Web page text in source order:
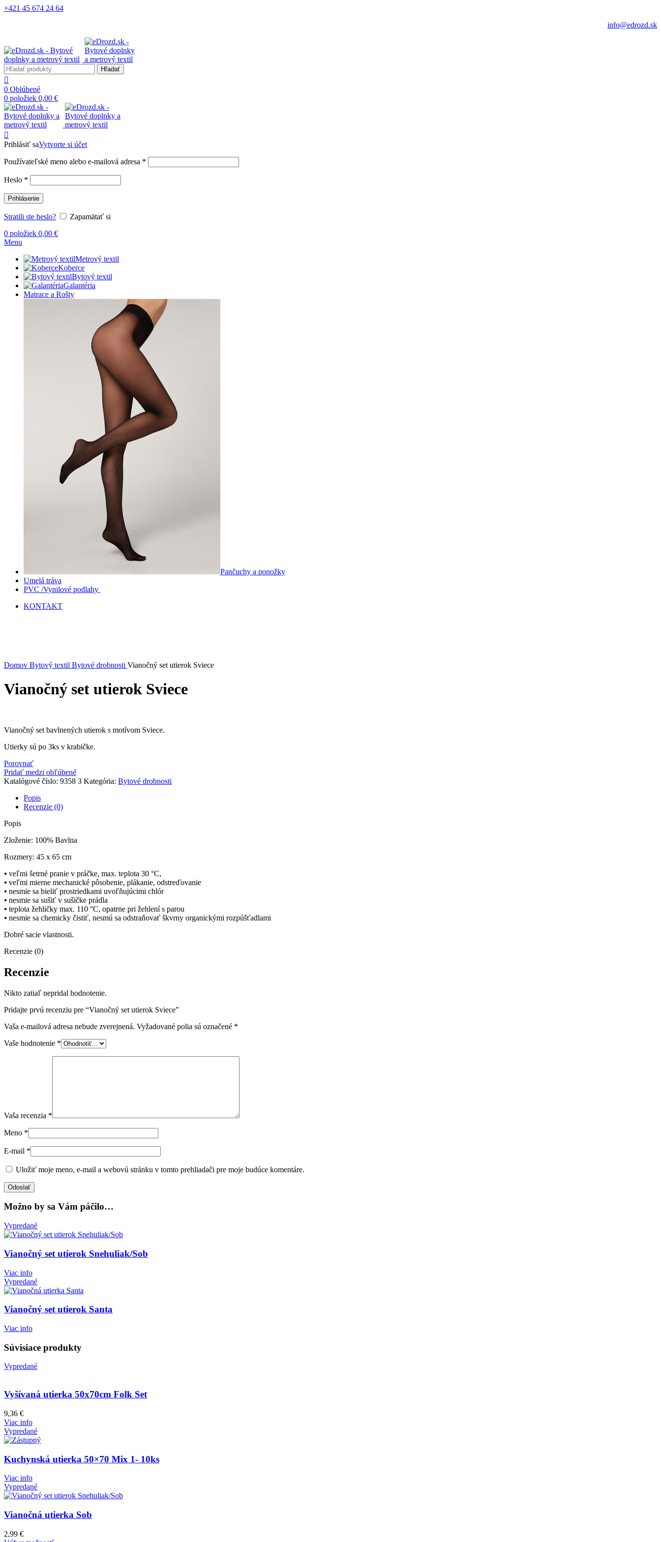
+421 45 674 24 64
info@edrozd.sk
Hľadať
0 Oblúbené
0 položiek 0,00 €
Prihlásiť saVytvorte si účet
Používateľské meno alebo e-mailová adresa *
Heslo *
Prihlásenie
Stratili ste heslo?
Zapamätať si
0 položiek 0,00 €
Menu
Metrový textil
Koberce
Bytový textil
Galantéria
Matrace a Rošty
Pančuchy a ponožky
Umelá tráva
PVC /Vynilové podlahy
KONTAKT
Domov Bytový textil Bytové drobnosti Vianočný set utierok Sviece
Vianočný set utierok Sviece
Vianočný set bavlnených utierok s motívom Sviece.
Utierky sú po 3ks v krabičke.
Porovnať
Pridať medzi obľúbené
Katalógové číslo: 9358 3 Kategória: Bytové drobnosti
Popis
Recenzie (0)
Popis
Zloženie: 100% Bavlna
Rozmery: 45 x 65 cm
⦁ veľmi šetrné pranie v práčke, max. teplota 30 °C,
⦁ veľmi mierne mechanické pôsobenie, plákanie, odstreďovanie
⦁ nesmie sa bieliť prostriedkami uvoľňujúcimi chlór
⦁ nesmie sa sušiť v sušičke prádla
⦁ teplota žehličky max. 110 °C, opatrne pri žehlení s parou
⦁ nesmie sa chemicky čistiť, nesmú sa odstraňovať škvrny organickými rozpúšťadlami
Dobré sacie vlastnosti.
Recenzie (0)
Recenzie
Nikto zatiaľ nepridal hodnotenie.
Pridajte prvú recenziu pre “Vianočný set utierok Sviece”
Vaša e-mailová adresa nebude zverejnená. Vyžadované polia sú označené *
Vaše hodnotenie *
Vaša recenzia *
Meno *
E-mail *
Uložiť moje meno, e-mail a webovú stránku v tomto prehliadači pre moje budúce komentáre.
Možno by sa Vám páčilo…
Vypredané
Vianočný set utierok Snehuliak/Sob
Viac info
Vypredané
Vianočný set utierok Santa
Viac info
Súvisiace produkty
Vypredané
Vyšívaná utierka 50x70cm Folk Set
9,36 €
Viac info
Vypredané
Kuchynská utierka 50×70 Mix 1- 10ks
Viac info
Vypredané
Vianočná utierka Sob
2,99 €